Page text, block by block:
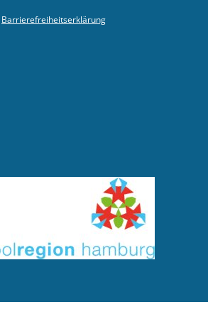
Barrierefreiheitserklärung